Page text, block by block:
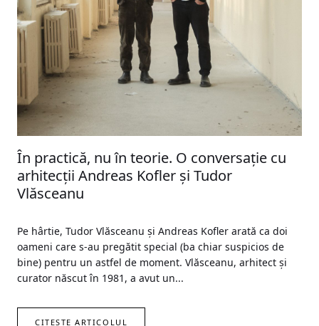
În practică, nu în teorie. O conversație cu
arhitecții Andreas Kofler și Tudor
Vlăsceanu
Pe hârtie, Tudor Vlăsceanu și Andreas Kofler arată ca doi
oameni care s-au pregătit special (ba chiar suspicios de
bine) pentru un astfel de moment. Vlăsceanu, arhitect și
curator născut în 1981, a avut un...
CITEȘTE ARTICOLUL